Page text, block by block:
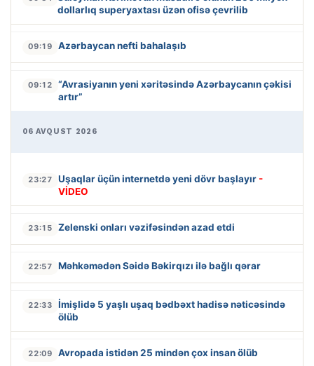
dollarlıq superyaxtası üzən ofisə çevrilib
09:19 Azərbaycan nefti bahalaşıb
09:12
“Avrasiyanın yeni xəritəsində Azərbaycanın çəkisi
artır”
06 AVQUST 2026
23:27 Uşaqlar üçün internetdə yeni dövr başlayır -
VİDEO
23:15 Zelenski onları vəzifəsindən azad etdi
22:57 Məhkəmədən Səidə Bəkirqızı ilə bağlı qərar
22:33
İmişlidə 5 yaşlı uşaq bədbəxt hadisə nəticəsində
ölüb
22:09 Avropada istidən 25 mindən çox insan ölüb